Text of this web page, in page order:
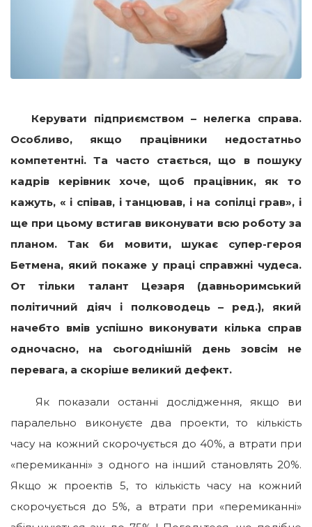
Керувати підприємством – нелегка справа.
Особливо, якщо працівники недостатньо
компетентні. Та часто стається, що в пошуку
кадрів керівник хоче, щоб працівник, як то
кажуть, « і співав, і танцював, і на сопілці грав», і
ще при цьому встигав виконувати всю роботу за
планом. Так би мовити, шукає супер-героя
Бетмена, який покаже у праці справжні чудеса.
От тільки талант Цезаря (давньоримський
політичний діяч і полководець – ред.), який
начебто вмів успішно виконувати кілька справ
одночасно, на сьогоднішній день зовсім не
перевага, а скоріше великий дефект.
Як показали останні дослідження, якщо ви
паралельно виконуєте два проекти, то кількість
часу на кожний скорочується до 40%, а втрати при
«перемиканні» з одного на інший становлять 20%.
Якщо ж проектів 5, то кількість часу на кожний
скорочується до 5%, а втрати при «перемиканні»